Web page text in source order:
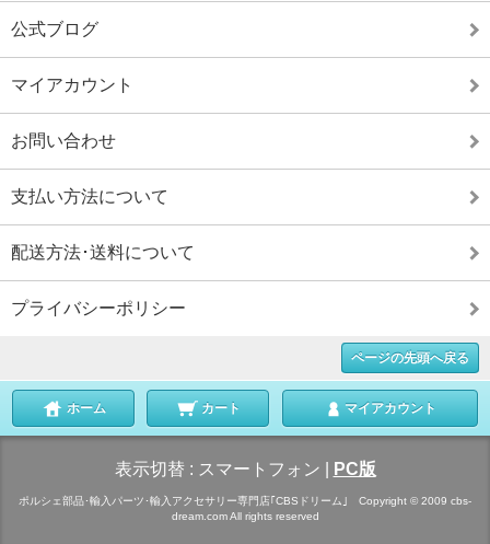
公式ブログ
マイアカウント
お問い合わせ
支払い方法について
配送方法･送料について
プライバシーポリシー
ページの先頭へ戻る
ホーム カート マイアカウント
表示切替 : スマートフォン PC版
ポルシェ部品･輸入パーツ･輸入アクセサリー専門店｢CBSドリーム｣ Copyright © 2009 cbs-
dream.com All rights reserved